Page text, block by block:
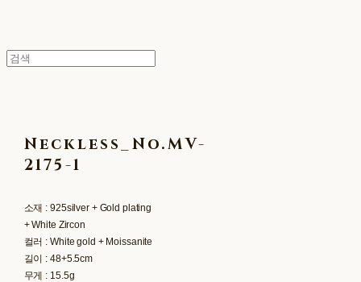
Neckless_No.MV-
2175-1
소재 : 925silver + Gold plating
+ White Zircon
컬러 : White gold + Moissanite
길이 : 48+5.5cm
무게 : 15.5g